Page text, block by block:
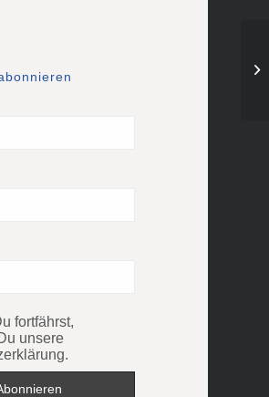
fortfährst,
unsere